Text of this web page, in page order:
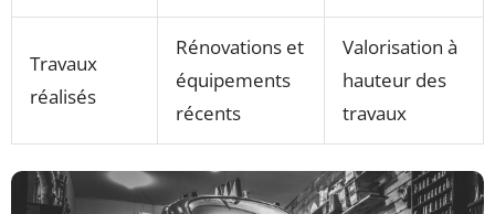
Travaux
réalisés
Rénovations et
équipements
récents
Valorisation à
hauteur des
travaux